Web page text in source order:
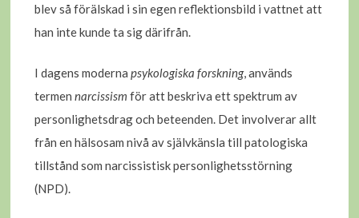
blev så förälskad i sin egen reflektionsbild i vattnet att
han inte kunde ta sig därifrån.
I dagens modernapsykologiska forskning, används
termennarcissism för att beskriva ett spektrum av
personlighetsdrag och beteenden. Det involverar allt
från en hälsosam nivå av självkänsla till patologiska
tillstånd som narcissistisk personlighetsstörning
(NPD).